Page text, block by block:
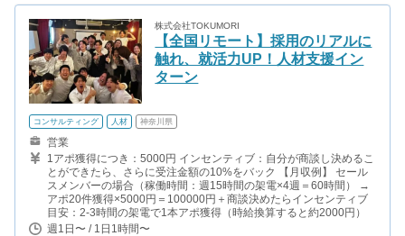
株式会社TOKUMORI
【全国リモート】採用のリアルに
触れ、就活力UP！人材支援イン
ターン
コンサルティング 人材 神奈川県
営業
1アポ獲得につき：5000円 インセンティブ：自分が商談し決めるこ
とができたら、さらに受注金額の10%をバック 【月収例】 セール
スメンバーの場合（稼働時間：週15時間の架電×4週＝60時間） →
アポ20件獲得×5000円＝100000円＋商談決めたらインセンティブ
目安：2-3時間の架電で1本アポ獲得（時給換算すると約2000円）
週1日〜 / 1日1時間〜